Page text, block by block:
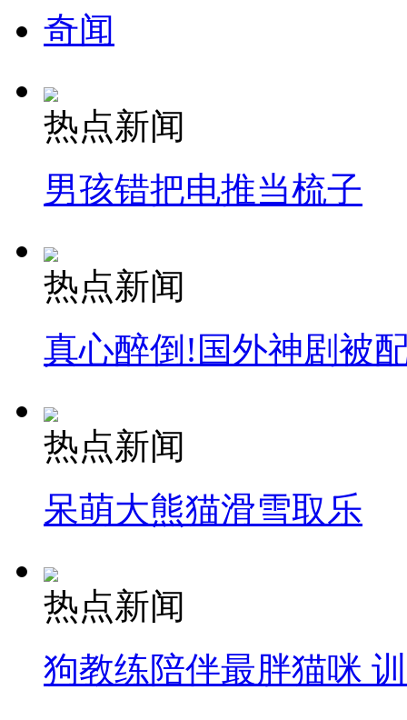
奇闻
热点新闻
男孩错把电推当梳子
热点新闻
真心醉倒!国外神剧被
热点新闻
呆萌大熊猫滑雪取乐
热点新闻
狗教练陪伴最胖猫咪